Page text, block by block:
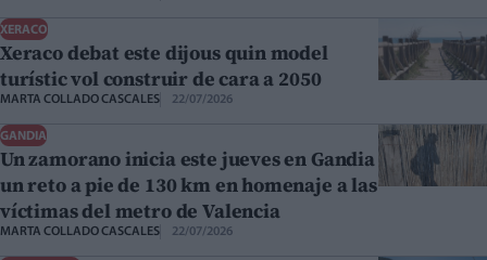
XERACO
Xeraco debat este dijous quin model
turístic vol construir de cara a 2050
MARTA COLLADO CASCALES 22/07/2026
GANDIA
Un zamorano inicia este jueves en Gandia
un reto a pie de 130 km en homenaje a las
víctimas del metro de Valencia
MARTA COLLADO CASCALES 22/07/2026